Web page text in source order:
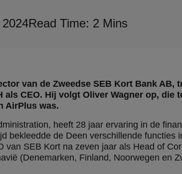
Read Time: 2 Mins
van de Zweedse SEB Kort Bank AB,
CEO. Hij volgt Oliver Wagner op, die
AirPlus was.
heeft 28 jaar ervaring in de
bekleedde de Deen verschillende functies
SEB Kort na zeven jaar als Head of
(Denemarken, Finland, Noorwegen en